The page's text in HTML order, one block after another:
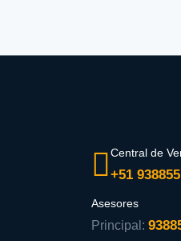
Central de
+51
Asesores
Principal: